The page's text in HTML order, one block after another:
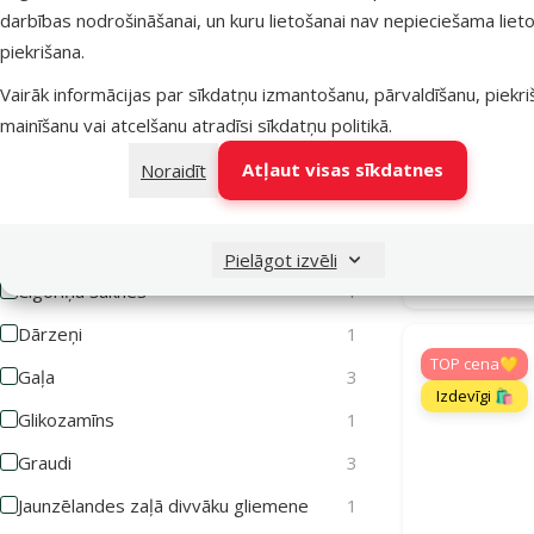
darbības nodrošināšanai, un kuru lietošanai nav nepieciešama
piekrišana.
Vairāk informācijas par sīkdatņu izmantošanu, pārvaldīšanu,
mainīšanu vai atcelšanu atradīsi sīkdatņu politikā.
Noraidīt
Atļaut visas sīkdatnes
Pielāgot izvēli
Sastāvs un garšas
Atlasīt pēc: sastāvs un garšas
Augu izcelsmes produkti
1
3
Cigoriņu saknes
1
Dārzeņi
1
Gaļa
3
Glikozamīns
1
Graudi
3
Jaunzēlandes zaļā divvāku gliemene
1
Barība
Atlaide
TOP cena💛
Izdevīgi 🛍️